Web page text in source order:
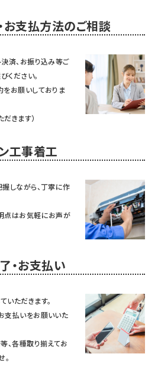
お支払方法のご相談
済、お振り込み等ご
ください。
お願いしておりま
きます）
工事着工
しながら、丁寧に作
点はお気軽にお声が
・お支払い
ただきます。
支払いをお願いいた
、各種取り揃えてお
。